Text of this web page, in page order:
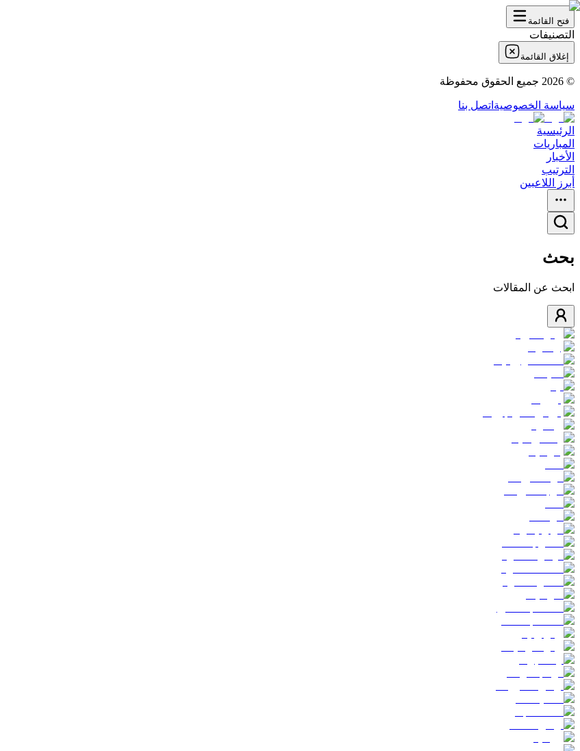
فتح القائمة
التصنيفات
إغلاق القائمة
©
2026 جميع الحقوق محفوظة
سياسة الخصوصية اتصل بنا
الرئيسية
المباريات
الأخبار
الترتيب
أبرز اللاعبين
بحث
ابحث عن المقالات